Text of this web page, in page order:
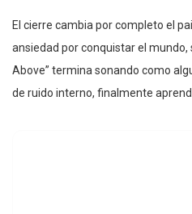
El cierre cambia por completo el
ansiedad por conquistar el mundo,
Above” termina sonando como
de ruido interno, finalmente